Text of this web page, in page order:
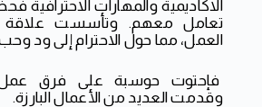
الاكاديمية والمهارات الاحترافية
تعامل معهم. وتأسست
العمل، مما حول الاحترام إلى ود
فإحتوت حوسبة على فرق عمل
وقدمت العديد من الأعمال البارزة.